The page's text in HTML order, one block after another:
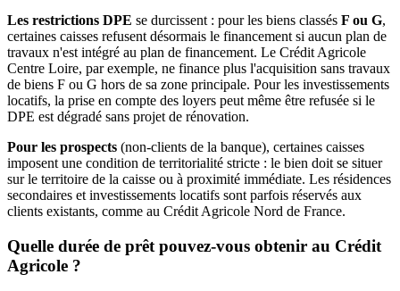
Les restrictions DPE se durcissent : pour les biens classés F ou G,
certaines caisses refusent désormais le financement si aucun plan de
travaux n'est intégré au plan de financement. Le Crédit Agricole
Centre Loire, par exemple, ne finance plus l'acquisition sans travaux
de biens F ou G hors de sa zone principale. Pour les investissements
locatifs, la prise en compte des loyers peut même être refusée si le
DPE est dégradé sans projet de rénovation.
Pour les prospects (non-clients de la banque), certaines caisses
imposent une condition de territorialité stricte : le bien doit se situer
sur le territoire de la caisse ou à proximité immédiate. Les résidences
secondaires et investissements locatifs sont parfois réservés aux
clients existants, comme au Crédit Agricole Nord de France.
Quelle durée de prêt pouvez-vous obtenir au Crédit
Agricole ?